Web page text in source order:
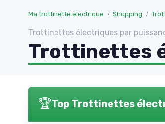
Ma trottinette electrique Shopping
Trottinettes électriques par
Trottinettes
🏆Top Trottinettes